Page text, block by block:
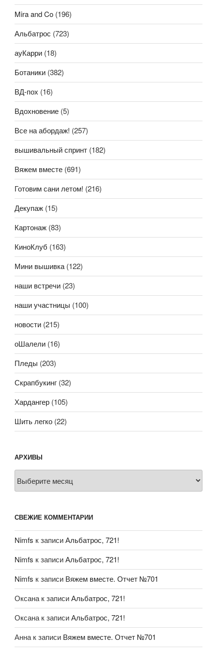
Mira and Co (196)
Альбатрос (723)
ауКарри (18)
Ботаники (382)
ВД-пох (16)
Вдохновение (5)
Все на абордаж! (257)
вышивальный спринт (182)
Вяжем вместе (691)
Готовим сани летом! (216)
Декупаж (15)
Картонаж (83)
КиноКлуб (163)
Мини вышивка (122)
наши встречи (23)
наши участницы (100)
новости (215)
оШалели (16)
Пледы (203)
Скрапбукинг (32)
Хардангер (105)
Шить легко (22)
АРХИВЫ
СВЕЖИЕ КОММЕНТАРИИ
Nimfs к записиАльбатрос, 721!
Nimfs к записиАльбатрос, 721!
Nimfs к записи Вяжем вместе. Отчет №701
Оксана к записиАльбатрос, 721!
Оксана к записиАльбатрос, 721!
Анна к записи Вяжем вместе. Отчет №701